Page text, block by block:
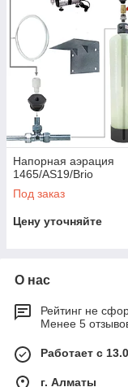
Напорная аэрация
1465/AS19/Brio
Под заказ
Цену уточняйте
О нас
Рейтинг не
Менее 5
Работает с
г. Алматы